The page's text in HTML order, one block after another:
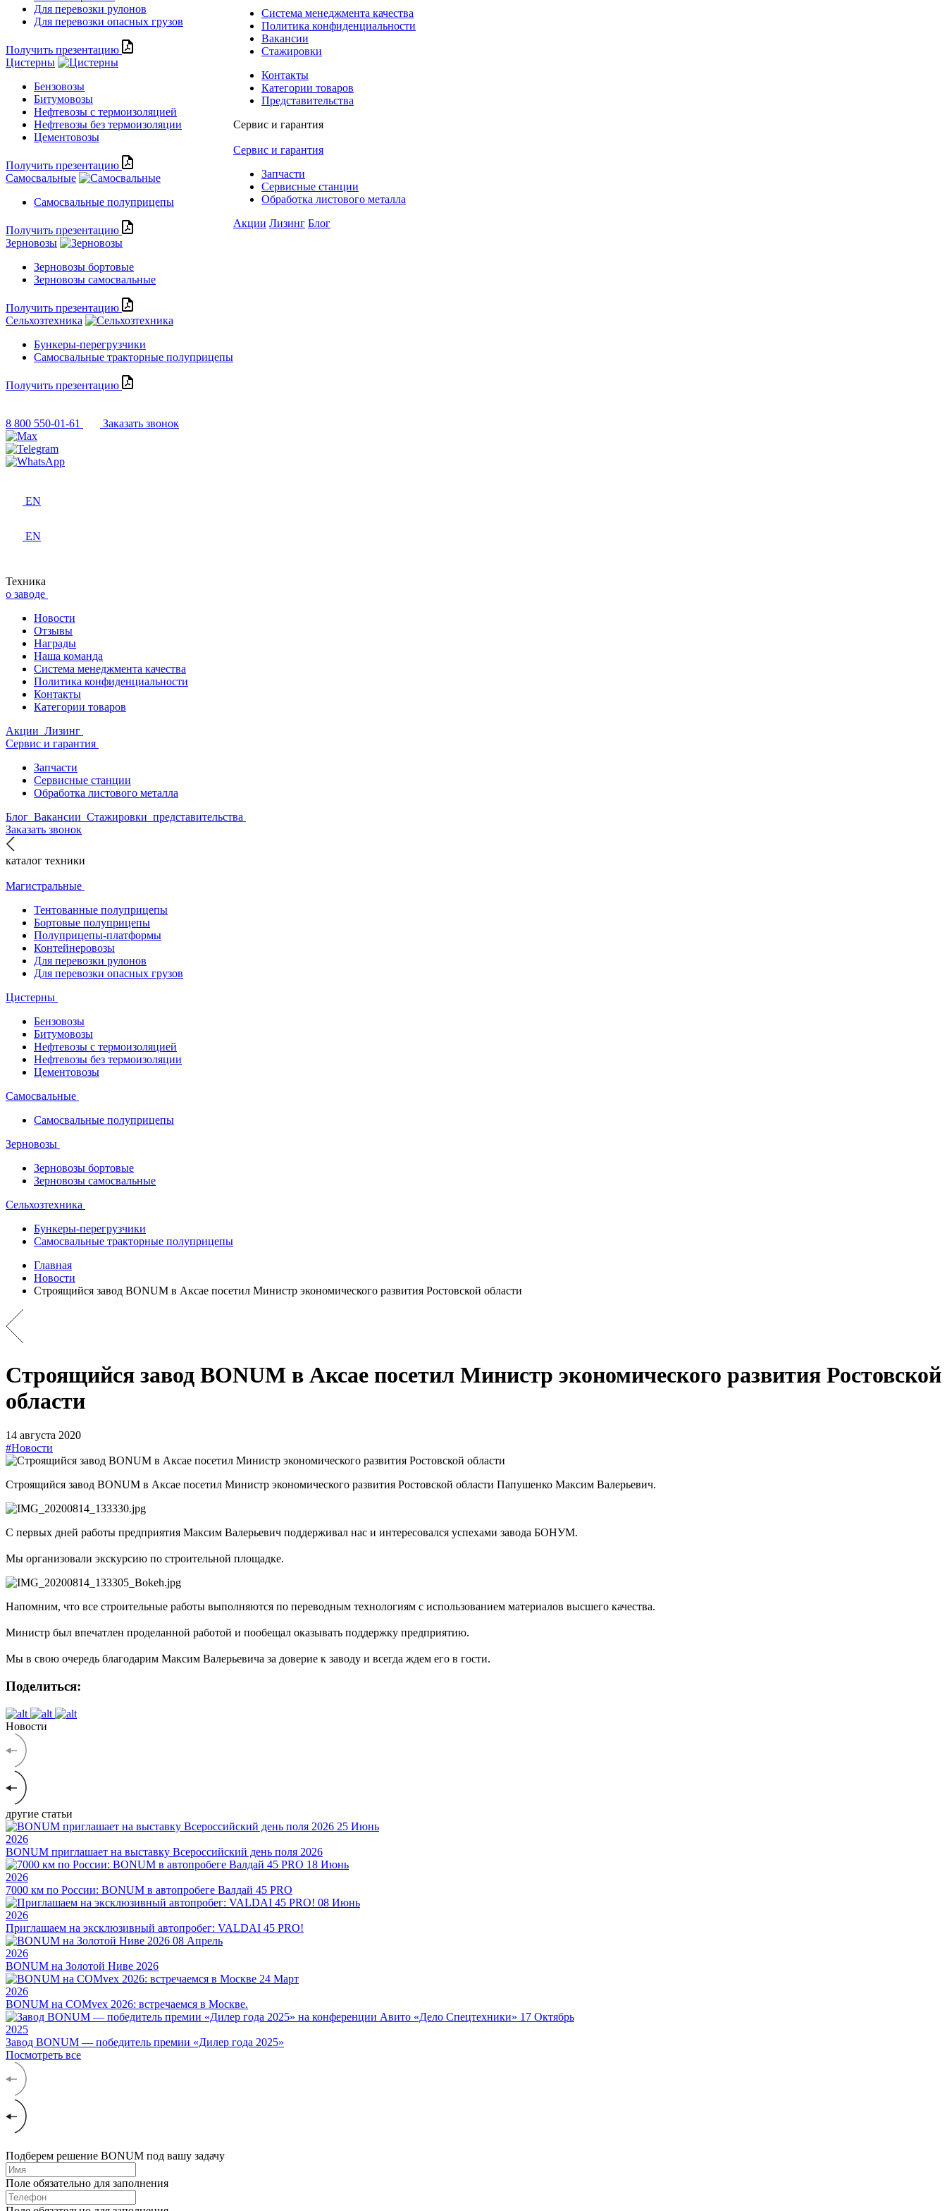
Для перевозки рулонов
Для перевозки опасных грузов
Получить презентацию
Цистерны
Бензовозы
Битумовозы
Нефтевозы с термоизоляцией
Нефтевозы без термоизоляции
Цементовозы
Получить презентацию
Самосвальные
Самосвальные полуприцепы
Получить презентацию
Зерновозы
Зерновозы бортовые
Зерновозы самосвальные
Получить презентацию
Сельхозтехника
Бункеры-перегрузчики
Самосвальные тракторные полуприцепы
Получить презентацию
Система менеджмента качества
Политика конфиденциальности
Вакансии
Стажировки
Контакты
Категории товаров
Представительства
Сервис и гарантия
Сервис и гарантия
Запчасти
Сервисные станции
Обработка листового металла
Акции Лизинг Блог
8 800 550-01-61 Заказать звонок
EN
EN
Техника
о заводе
Новости
Отзывы
Награды
Наша команда
Система менеджмента качества
Политика конфиденциальности
Контакты
Категории товаров
Акции Лизинг
Сервис и гарантия
Запчасти
Сервисные станции
Обработка листового металла
Блог Вакансии Стажировки представительства
Заказать звонок
каталог техники
Магистральные
Тентованные полуприцепы
Бортовые полуприцепы
Полуприцепы-платформы
Контейнеровозы
Для перевозки рулонов
Для перевозки опасных грузов
Цистерны
Бензовозы
Битумовозы
Нефтевозы с термоизоляцией
Нефтевозы без термоизоляции
Цементовозы
Самосвальные
Самосвальные полуприцепы
Зерновозы
Зерновозы бортовые
Зерновозы самосвальные
Сельхозтехника
Бункеры-перегрузчики
Самосвальные тракторные полуприцепы
Главная
Новости
Строящийся завод BONUM в Аксае посетил Министр экономического развития Ростовской области
Строящийся завод BONUM в Аксае посетил Министр экономического развития Ростовской
области
14 августа 2020
#Новости
Строящийся завод BONUM в Аксае посетил Министр экономического развития Ростовской области Папушенко Максим Валерьевич.
С первых дней работы предприятия Максим Валерьевич поддерживал нас и интересовался успехами завода БОНУМ.
Мы организовали экскурсию по строительной площадке.
Напомним, что все строительные работы выполняются по переводным технологиям с использованием материалов высшего качества.
Министр был впечатлен проделанной работой и пообещал оказывать поддержку предприятию.
Мы в свою очередь благодарим Максим Валерьевича за доверие к заводу и всегда ждем его в гости.
Поделиться:
Новости
другие статьи
25 Июнь
2026
BONUM приглашает на выставку Всероссийский день поля 2026
18 Июнь
2026
7000 км по России: BONUM в автопробеге Валдай 45 PRO
08 Июнь
2026
Приглашаем на эксклюзивный автопробег: VALDAI 45 PRO!
08 Апрель
2026
BONUM на Золотой Ниве 2026
24 Март
2026
BONUM на COMvex 2026: встречаемся в Москве.
17 Октябрь
2025
Завод BONUM — победитель премии «Дилер года 2025»
Посмотреть все
Подберем решение BONUM под вашу задачу
Поле обязательно для заполнения